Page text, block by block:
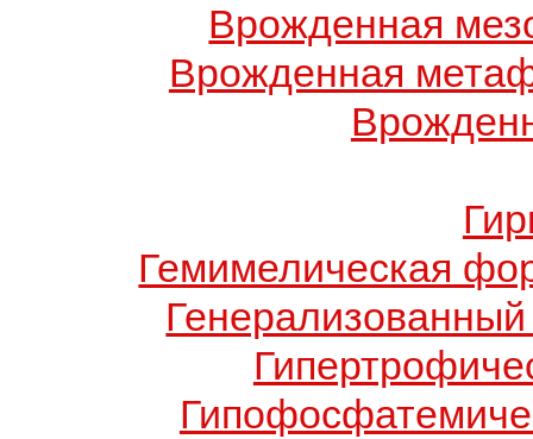
Врожденная
Врожденная
Гемимелическая